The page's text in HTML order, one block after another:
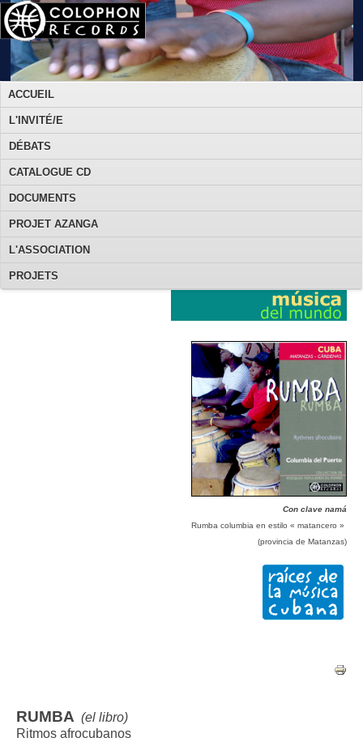
ACCUEIL
L'INVITÉ/E
DÉBATS
CATALOGUE CD
DOCUMENTS
PROJET AZANGA
L'ASSOCIATION
PROJETS
Con clave namá
Rumba columbia en estilo « matancero »
(provincia de Matanzas)
RUMBA (el libro)
Ritmos afrocubanos